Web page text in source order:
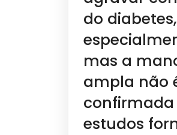
do diabetes,
mas a
ampla não
confirmada
estudos